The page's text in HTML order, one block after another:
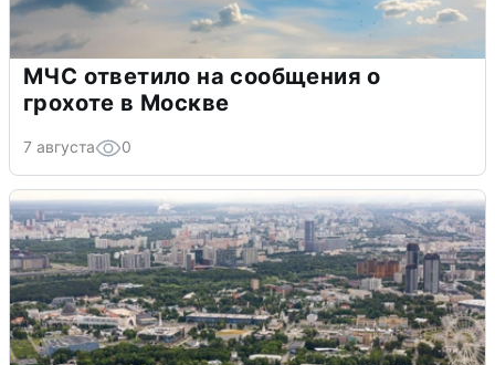
МЧС ответило на сообщения о
грохоте в Москве
7 августа 0